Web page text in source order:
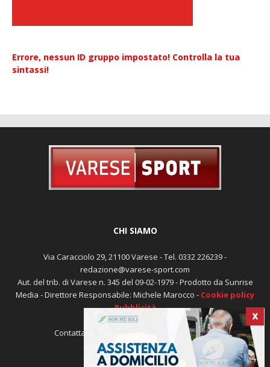
Errore, nessun ID gruppo impostato! Controlla la tua
sintassi!
X
CHI SIAMO
Via Caracciolo 29, 21100 Varese - Tel. 0332 226239 -
redazione@varese-sport.com
Aut. del trib. di Varese n. 345 del 09-02-1979 - Prodotto da Sunrise
Media - Direttore Responsabile: Michele Marocco - Cookie policy
Pubblicità
Contattaci: redazione@varese-sport.com